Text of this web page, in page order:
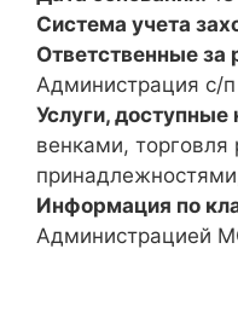
Система учета
Ответственные за
Администрация с/п
Услуги,
венками, торговля
Информация по
Администрацией